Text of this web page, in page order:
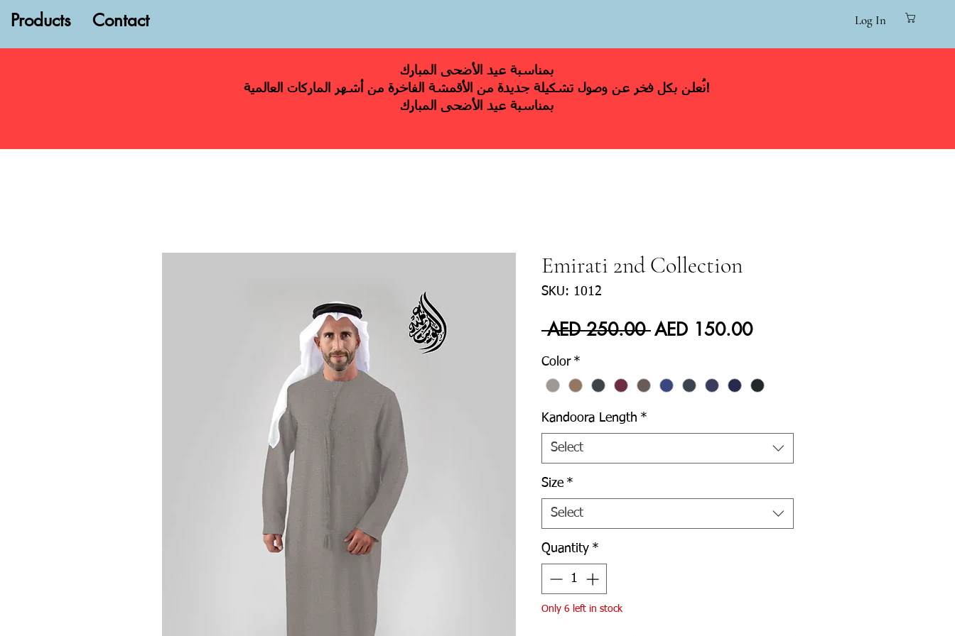
Products Contact Log In
بمناسبة عيد الأضحى المبارك
نُعلن بكل فخر عن وصول تشكيلة جديدة من الأقمشة الفاخرة من أشهر الماركات العالمية!
بمناسبة عيد الأضحى المبارك
Emirati 2nd Collection
SKU: 1012
AED 250.00 Regular
AED 150.00Sale
Color *
Kandoora Length *
Select
Size *
Select
Quantity *
Only 6 left in stock